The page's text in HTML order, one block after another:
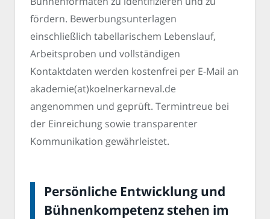
fördern. Bewerbungsunterlagen
einschließlich tabellarischem Lebenslauf,
Arbeitsproben und vollständigen
Kontaktdaten werden kostenfrei per E-Mail an
akademie(at)koelnerkarneval.de
angenommen und geprüft. Termintreue bei
der Einreichung sowie transparenter
Kommunikation gewährleistet.
Persönliche Entwicklung und
Bühnenkompetenz stehen im